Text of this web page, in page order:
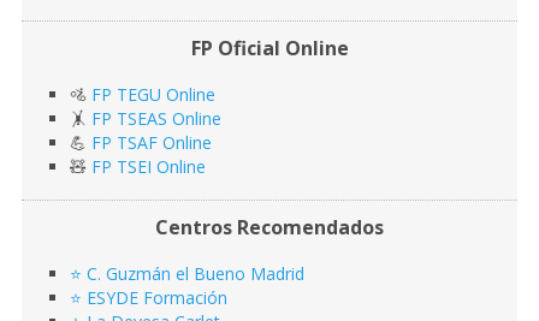
FP Oficial Online
🚵 FP TEGU Online
🤸 FP TSEAS Online
💪 FP TSAF Online
🧸 FP TSEI Online
Centros Recomendados
⭐️ C. Guzmán el Bueno Madrid
⭐️ ESYDE Formación